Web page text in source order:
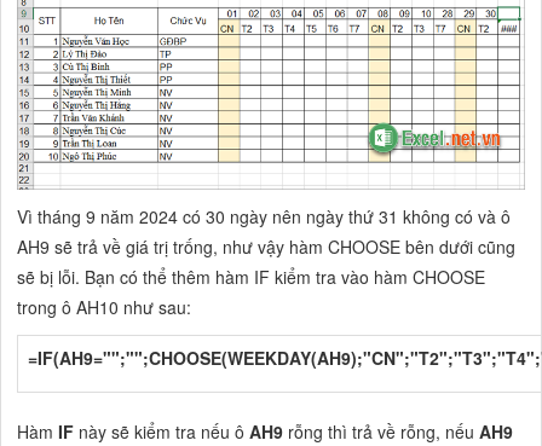
Vì tháng 9 năm 2024 có 30 ngày nên ngày thứ 31 không có và ô
AH9 sẽ trả về giá trị trống, như vậy hàm CHOOSE bên dưới cũng
sẽ bị lỗi. Bạn có thể thêm hàm IF kiểm tra vào hàm CHOOSE
trong ô AH10 như sau:
HàmIF này sẽ kiểm tra nếu ôAH9 rỗng thì trả về rỗng, nếuAH9